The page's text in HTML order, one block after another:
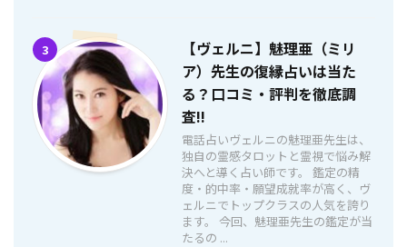
3
【ヴェルニ】魅理亜（ミリ
ア）先生の復縁占いは当た
る？口コミ・評判を徹底調
査!!
電話占いヴェルニの魅理亜先生は、
独自の霊感タロットと霊視で悩み解
決へと導く占い師です。 鑑定の精
度・的中率・願望成就率が高く、ヴ
ェルニでトップクラスの人気を誇り
ます。 今回、魅理亜先生の鑑定が当
たるの ...